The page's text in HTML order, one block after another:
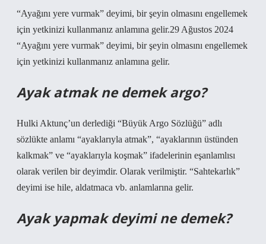
“Ayağını yere vurmak” deyimi, bir şeyin olmasını engellemek
için yetkinizi kullanmanız anlamına gelir.29 Ağustos 2024
“Ayağını yere vurmak” deyimi, bir şeyin olmasını engellemek
için yetkinizi kullanmanız anlamına gelir.
Ayak atmak ne demek argo?
Hulki Aktunç’un derlediği “Büyük Argo Sözlüğü” adlı
sözlükte anlamı “ayaklarıyla atmak”, “ayaklarının üstünden
kalkmak” ve “ayaklarıyla koşmak” ifadelerinin eşanlamlısı
olarak verilen bir deyimdir. Olarak verilmiştir. “Sahtekarlık”
deyimi ise hile, aldatmaca vb. anlamlarına gelir.
Ayak yapmak deyimi ne demek?